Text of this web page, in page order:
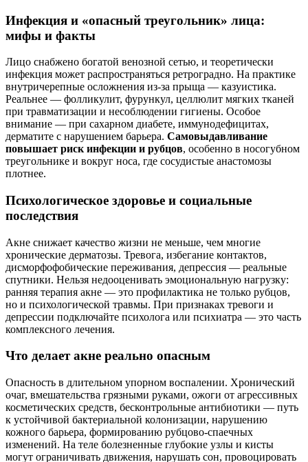
Инфекция и «опасный треугольник» лица:
мифы и факты
Лицо снабжено богатой венозной сетью, и теоретически
инфекция может распространяться ретроградно. На практике
внутричерепные осложнения из-за прыща — казуистика.
Реальнее — фолликулит, фурункул, целлюлит мягких тканей
при травматизации и несоблюдении гигиены. Особое
внимание — при сахарном диабете, иммунодефицитах,
дерматите с нарушением барьера. Самовыдавливание
повышает риск инфекции и рубцов, особенно в носогубном
треугольнике и вокруг носа, где сосудистые анастомозы
плотнее.
Психологическое здоровье и социальные
последствия
Акне снижает качество жизни не меньше, чем многие
хронические дерматозы. Тревога, избегание контактов,
дисморфофобические переживания, депрессия — реальные
спутники. Нельзя недооценивать эмоциональную нагрузку:
ранняя терапия акне — это профилактика не только рубцов,
но и психологической травмы. При признаках тревоги и
депрессии подключайте психолога или психиатра — это часть
комплексного лечения.
Что делает акне реально опасным
Опасность в длительном упорном воспалении. Хронический
очаг, вмешательства грязными руками, ожоги от агрессивных
косметических средств, бесконтрольные антибиотики — путь
к устойчивой бактериальной колонизации, нарушению
кожного барьера, формированию рубцово-спаечных
изменений. На теле болезненные глубокие узлы и кисты
могут ограничивать движения, нарушать сон, провоцировать